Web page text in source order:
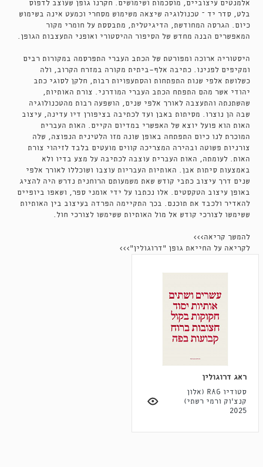
אלמנטים עיצוביים, מוסכמות ושימושים. חקרנו גופן שעוצב לדפוס
בלט, סדר יד – טכנולוגיה שיצאה משימוש מסחרי וכמעט אינה בשימוש
כיום. הגרסה המחודשת, הדיגיטלית, מתבססת על חומרי מקור
המאפשרים הבנה מחדש של הסיפור ההיסטורי ואופני התעצבות הגופן.
היסטוריה ארוכה ומפורטת של הכתב העברי התפרסמה במקורות רבים
ומקיפים לפנינו. כתיבה אלף־ביתית מקורה במזרח הקרוב, ולה
כשלושת אלפי שנות התפתחות והסתעפויות רבות, חלקן לסוגי כתב
יהודי אשר מהם התפתח הכתב העברי המודרני. צורת האותיות,
שהשתנתה והתעצבה לאורך אלפי שנים, הושפעה רבות מהטכנולוגיה
שבה הן נוצרו. מסיתות באבן ועד לכתיבה בציפורן דיו עדינה, עיצוב
האות הוא פועל יוצא של האפשרי במדיום הקיים. האות העברית
המוכרת לנו כיום התפתחה באופן שונה מזו הלטינית הנפוצה, שלה
צורניות פשוטה ובהירה המצריכה קווים מועטים בלבד לזיהוי צורת
האות. לעומתה, האות העברית עוצבה לכתיבה על מצע בדיו ולא
באמצעות סיתות אבן. האותיות העבריות עוצבו ושוכללו לאורך אלפי
שנים דרך עיצוב כתבי קודש שאת משמעותם הרוחנית נדרש היה להציג
באופן עיצוב הטקסטים. אלו נכתבו על ידי אומני ספר, ושאפו ביופיים
להאדיר ולכבד את תוכנם. בכך התקיימה הפרדה בעיצוב בין האותיות
ששימשו לצורכי קודש אל מול האותיות ששימשו לצורכי חול.
להמשך קריאה>>>
לקריאה על החייאת גופן ״דרוגולין״>>>
ראג דרוגולין
סטודיו RAG (אלון
קנצ'וק ורמי רשתי)
2025